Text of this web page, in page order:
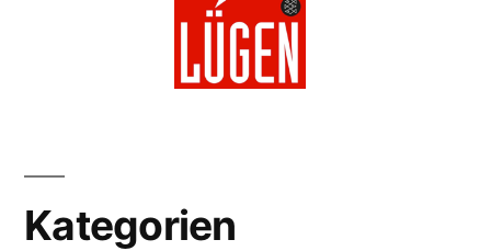
Kategorien